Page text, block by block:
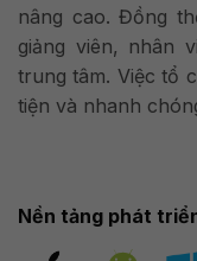
nâng cao. Đồng
giảng viên, nhân
trung tâm. Việc tổ
tiện và nhanh
Nền tảng phát